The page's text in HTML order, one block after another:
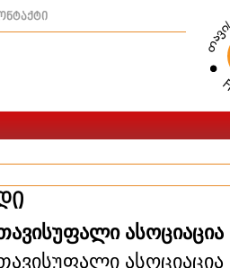
ასოციაცია